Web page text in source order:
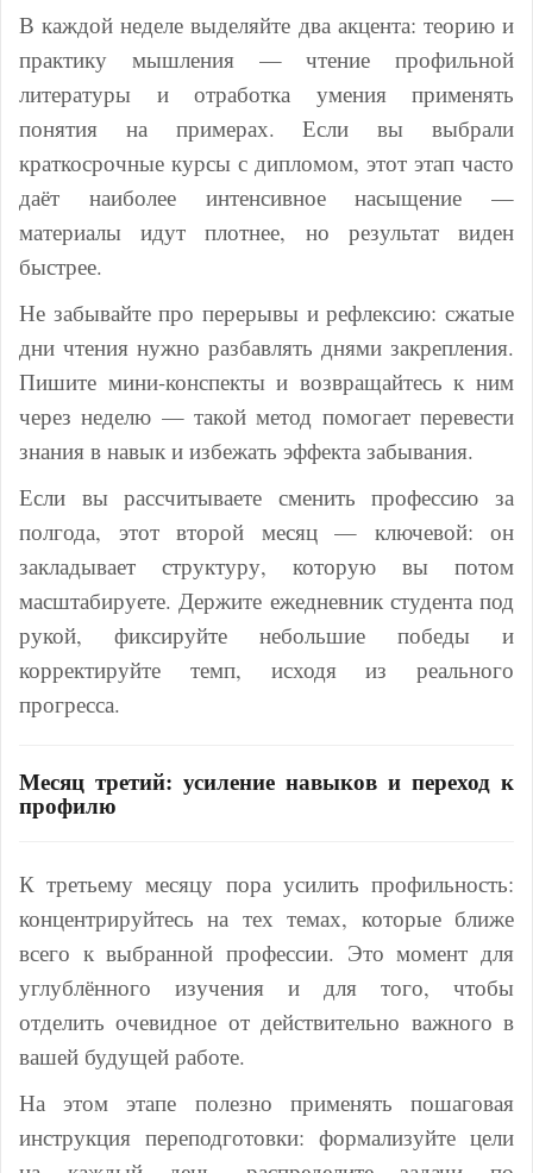
В каждой неделе выделяйте два акцента: теорию и
практику мышления — чтение профильной
литературы и отработка умения применять
понятия на примерах. Если вы выбрали
краткосрочные курсы с дипломом, этот этап часто
даёт наиболее интенсивное насыщение —
материалы идут плотнее, но результат виден
быстрее.
Не забывайте про перерывы и рефлексию: сжатые
дни чтения нужно разбавлять днями закрепления.
Пишите мини-конспекты и возвращайтесь к ним
через неделю — такой метод помогает перевести
знания в навык и избежать эффекта забывания.
Если вы рассчитываете сменить профессию за
полгода, этот второй месяц — ключевой: он
закладывает структуру, которую вы потом
масштабируете. Держите ежедневник студента под
рукой, фиксируйте небольшие победы и
корректируйте темп, исходя из реального
прогресса.
Месяц третий: усиление навыков и переход к
профилю
К третьему месяцу пора усилить профильность:
концентрируйтесь на тех темах, которые ближе
всего к выбранной профессии. Это момент для
углублённого изучения и для того, чтобы
отделить очевидное от действительно важного в
вашей будущей работе.
На этом этапе полезно применять пошаговая
инструкция переподготовки: формализуйте цели